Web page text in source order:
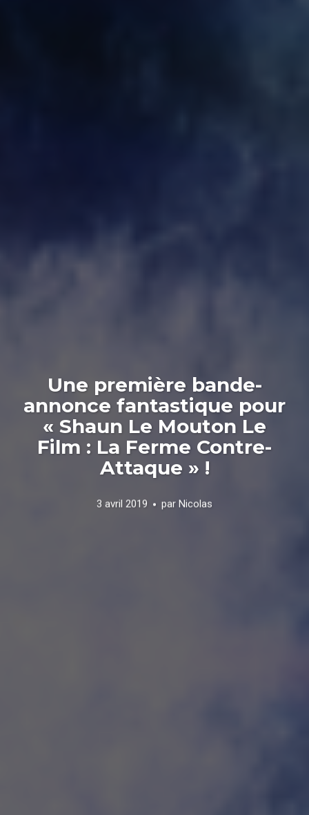
Une première bande-
annonce fantastique pour
« Shaun Le Mouton Le
Film : La Ferme Contre-
Attaque » !
3 avril 2019 par Nicolas